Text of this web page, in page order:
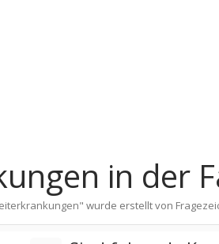
in der
" wurde erstellt von